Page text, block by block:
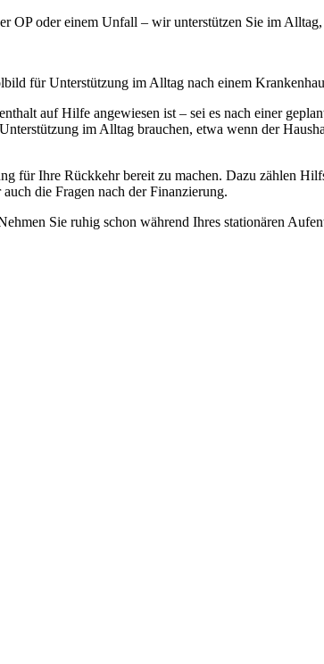
OP oder einem Unfall – wir unterstützen Sie im
auf Hilfe angewiesen ist – sei es nach einer
im Alltag brauchen, etwa wenn der
für Ihre Rückkehr bereit zu machen. Dazu zählen
die Fragen nach der Finanzierung.
Sie ruhig schon während Ihres stationären